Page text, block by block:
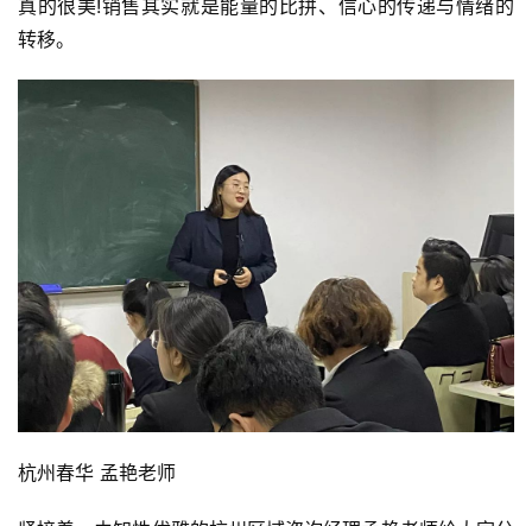
1月4日上午，上半场由来自临沂春华的能量女神夏立美老师
给大家倾情分享《当面咨询技巧》，能量释放，燃动全场。
真的很美!销售其实就是能量的比拼、信心的传递与情绪的
转移。